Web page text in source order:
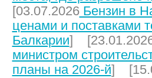
[03.07.2026Бензин в
ценами и поставками
Балкарии]
министром
планы на 2026-й]